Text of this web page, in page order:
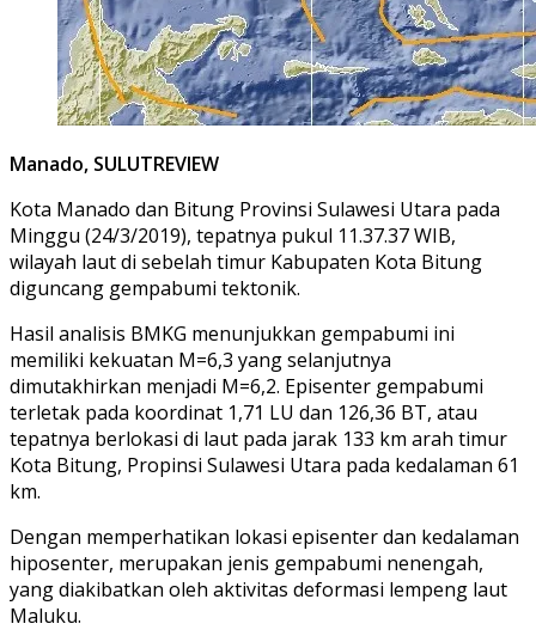
Manado, SULUTREVIEW
Kota Manado dan Bitung Provinsi Sulawesi Utara pada
Minggu (24/3/2019), tepatnya pukul 11.37.37 WIB,
wilayah laut di sebelah timur Kabupaten Kota Bitung
diguncang gempabumi tektonik.
Hasil analisis BMKG menunjukkan gempabumi ini
memiliki kekuatan M=6,3 yang selanjutnya
dimutakhirkan menjadi M=6,2. Episenter gempabumi
terletak pada koordinat 1,71 LU dan 126,36 BT, atau
tepatnya berlokasi di laut pada jarak 133 km arah timur
Kota Bitung, Propinsi Sulawesi Utara pada kedalaman 61
km.
Dengan memperhatikan lokasi episenter dan kedalaman
hiposenter, merupakan jenis gempabumi nenengah,
yang diakibatkan oleh aktivitas deformasi lempeng laut
Maluku.